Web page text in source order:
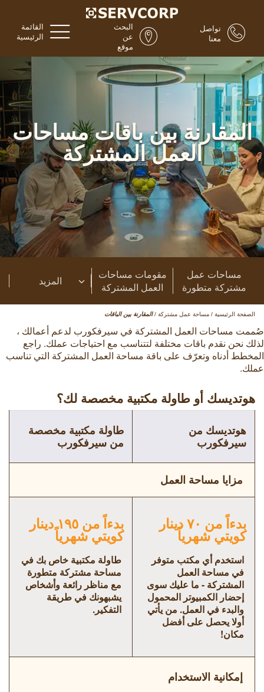
القائمة
الرئيسية
البحث
عن
موقع
تواصل
معنا
المقارنة بين باقات مساحات
العمل المشتركة
مساحات عمل
مشتركة متطورة
مقومات مساحات
العمل المشتركة
المزيد
الصفحة الرئيسية / مساحة عمل مشتركة / المقارنة بين الباقات
صُممت مساحات العمل المشتركة في سيرفكورب لدعم أعمالك ،
لذلك نحن نقدم باقات مختلفة لتتناسب مع احتياجات عملك. راجع
المخطط أدناه وتعرّف على باقة مساحة العمل المشتركة التي تناسب
عملك.
هوتديسك أو طاولة مكتبية مخصصة لك؟
هوتديسك من
سيرفكورب
طاولة مكتبية مخصصة
من سيرفكورب
مزايا مساحة العمل
بدءاً من ٧۰ دينار
كويتي شهرياً
استخدم أي مكتب متوفر
في مساحة العمل
المشتركة - ما عليك سوى
إحضار الكمبيوتر المحمول
والبدء في العمل. من يأتي
أولا يحصل على أفضل
مكان!
بدءاً من ۱۹٥ دينار
كويتي شهرياً
طاولة مكتبية خاص بك في
مساحة مشتركة متطورة
مع مناظر رائعة وأشخاص
يشبهونك في طريقة
التفكير.
إمكانية الاستخدام